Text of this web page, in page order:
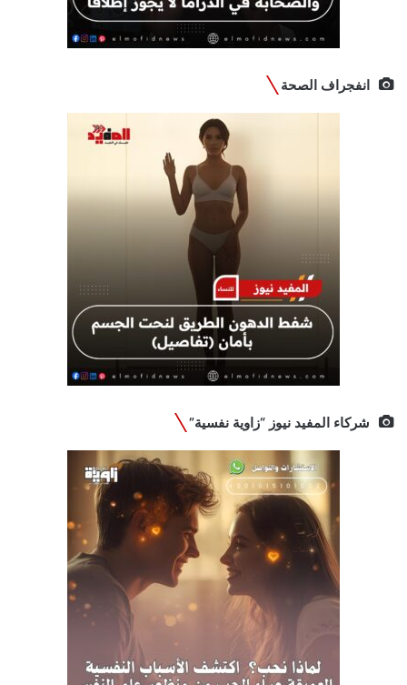
انفجراف الصحة
شركاء المفيد نيوز “زاوية نفسية”